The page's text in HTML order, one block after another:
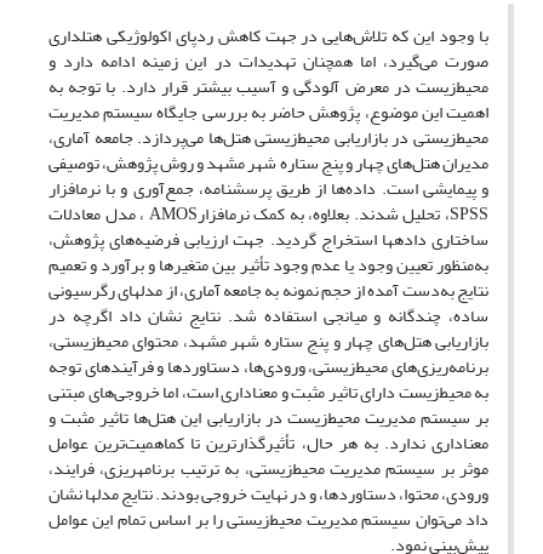
با وجود این که تلاش‌هایی در جهت کاهش ردپای اکولوژیکی هتل‏داری
صورت می‌گیرد، اما همچنان تهدیدات در این زمینه ادامه دارد و
محیط‌زیست در معرض آلودگی و آسیب بیشتر قرار دارد. با توجه به
اهمیت این موضوع، پژوهش حاضر به بررسی جایگاه سیستم مدیریت
محیط‌زیستی در بازاریابی محیط‌زیستی هتل‌ها می‌پردازد. جامعه آماری،
مدیران هتل‌های چهار و پنج ستاره شهر مشهد و روش پژوهش، توصیفی
و پیمایشی است. داده‌ها از طریق پرسشنامه، جمع‌‎‌آوری و با نرم‏افزار
SPSS، تحلیل شدند. بعلاوه، به کمک نرم‏افزارAMOS ، مدل معادلات
ساختاری داده‏ها استخراج گردید. جهت ارزیابی فرضیه‌های پژوهش،
به‌منظور تعیین وجود یا عدم وجود تأثیر بین متغیرها و برآورد و تعمیم
نتایج به‌دست ‌آمده از حجم نمونه به جامعه آماری، از مدل‏های رگرسیونی
ساده، چندگانه و میانجی استفاده شد. نتایج نشان داد اگرچه در
بازاریابی هتل‌های چهار و پنج ستاره شهر مشهد، محتوای محیط‌زیستی،
برنامه‌ریزی‌‌های محیط‌زیستی، ورودی‌ها، دستاوردها و فرآیندهای توجه
به محیط‌زیست دارای تاثیر مثبت و معناداری است، اما خروجی‌های مبتنی
بر سیستم مدیریت محیط‌زیست در بازاریابی این هتل‌ها تاثیر مثبت و
معناداری ندارد. به هر حال، تأثیرگذارترین تا کم‏اهمیت‌ترین عوامل
موثر بر سیستم مدیریت محیط‌زیستی، به ترتیب برنامه‏ریزی، فرایند،
ورودی، محتوا، دستاوردها، و در نهایت خروجی بودند. نتایج مدل‏ها نشان
داد می‌توان سیستم مدیریت محیط‌زیستی را بر اساس تمام این عوامل
پیش‌بینی نمود.